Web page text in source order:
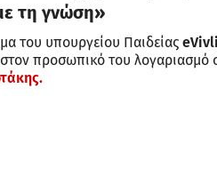
τη γνώση»
του υπουργείου Παιδείας
προσωπικό του